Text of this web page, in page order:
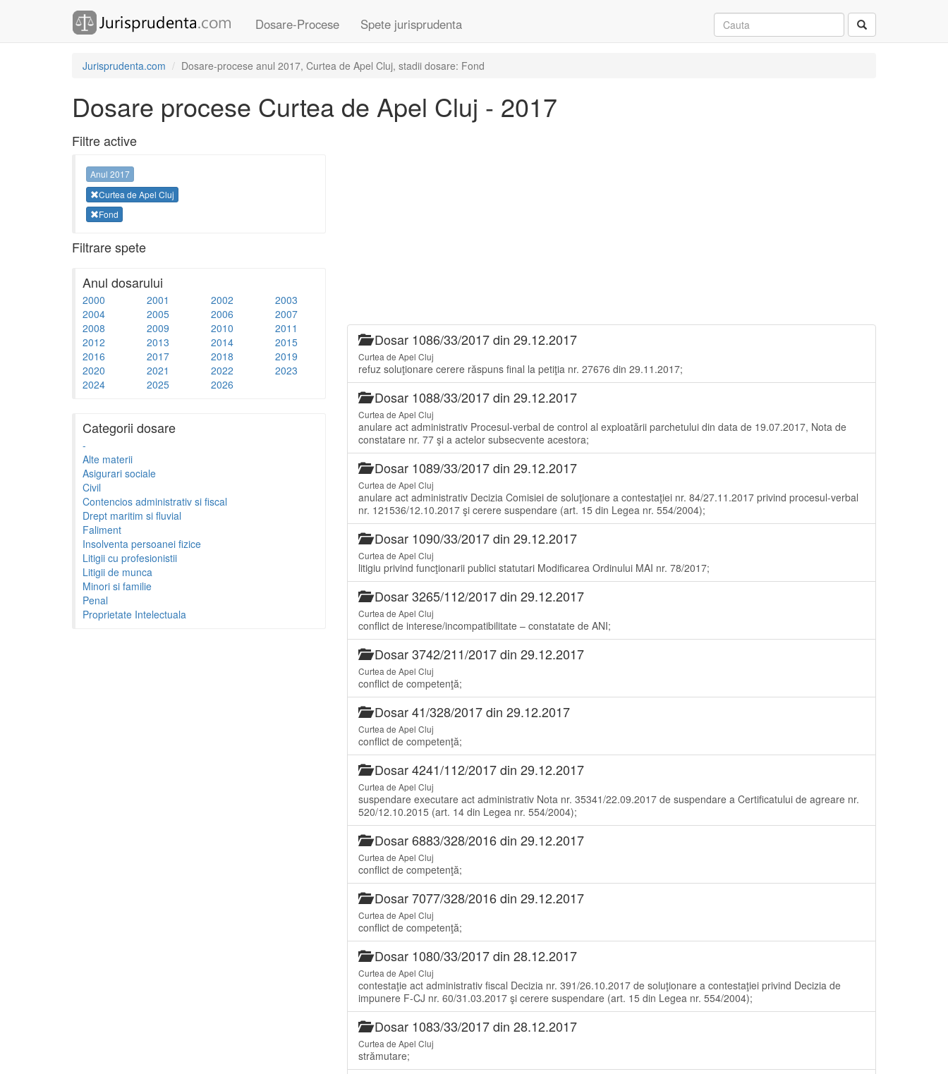
Dosare-Procese Spete jurisprudenta
Jurisprudenta.com Dosare-procese anul 2017, Curtea de Apel Cluj, stadii dosare: Fond
Dosare procese Curtea de Apel Cluj - 2017
Filtre active
Anul 2017
Curtea de Apel Cluj
Fond
Filtrare spete
Anul dosarului
2000 2001 2002
2003
2004
2005 2006
2007
2008
2009 2010
2011
2012
2013 2014
2015
2016
2017 2018
2019
2020
2021 2022
2023
2024
2025 2026
Categorii dosare
-
Alte materii
Asigurari sociale
Civil
Contencios administrativ si fiscal
Drept maritim si fluvial
Faliment
Insolventa persoanei fizice
Litigii cu profesionistii
Litigii de munca
Minori si familie
Penal
Proprietate Intelectuala
Dosar 1086/33/2017 din 29.12.2017
Curtea de Apel Cluj
refuz soluţionare cerere răspuns final la petiţia nr. 27676 din 29.11.2017;
Dosar 1088/33/2017 din 29.12.2017
Curtea de Apel Cluj
anulare act administrativ Procesul-verbal de control al exploatării parchetului din data de 19.07.2017, Nota de
constatare nr. 77 şi a actelor subsecvente acestora;
Dosar 1089/33/2017 din 29.12.2017
Curtea de Apel Cluj
anulare act administrativ Decizia Comisiei de soluţionare a contestaţiei nr. 84/27.11.2017 privind procesul-verbal
nr. 121536/12.10.2017 şi cerere suspendare (art. 15 din Legea nr. 554/2004);
Dosar 1090/33/2017 din 29.12.2017
Curtea de Apel Cluj
litigiu privind funcţionarii publici statutari Modificarea Ordinului MAI nr. 78/2017;
Dosar 3265/112/2017 din 29.12.2017
Curtea de Apel Cluj
conflict de interese/incompatibilitate – constatate de ANI;
Dosar 3742/211/2017 din 29.12.2017
Curtea de Apel Cluj
conflict de competenţă;
Dosar 41/328/2017 din 29.12.2017
Curtea de Apel Cluj
conflict de competenţă;
Dosar 4241/112/2017 din 29.12.2017
Curtea de Apel Cluj
suspendare executare act administrativ Nota nr. 35341/22.09.2017 de suspendare a Certificatului de agreare nr.
520/12.10.2015 (art. 14 din Legea nr. 554/2004);
Dosar 6883/328/2016 din 29.12.2017
Curtea de Apel Cluj
conflict de competenţă;
Dosar 7077/328/2016 din 29.12.2017
Curtea de Apel Cluj
conflict de competenţă;
Dosar 1080/33/2017 din 28.12.2017
Curtea de Apel Cluj
contestaţie act administrativ fiscal Decizia nr. 391/26.10.2017 de soluţionare a contestaţiei privind Decizia de
impunere F-CJ nr. 60/31.03.2017 şi cerere suspendare (art. 15 din Legea nr. 554/2004);
Dosar 1083/33/2017 din 28.12.2017
Curtea de Apel Cluj
strămutare;